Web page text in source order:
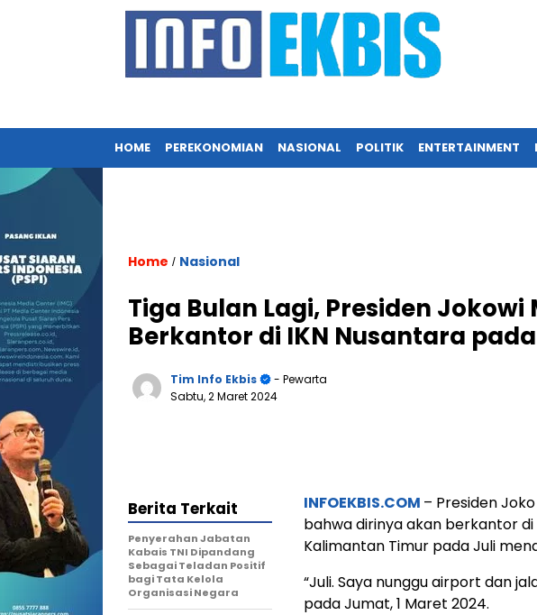
HOME PEREKONOMIAN NASIONAL POLITIK ENTERTAINMENT
Home / Nasional
Tiga Bulan Lagi, Presiden
Berkantor di IKN Nusantara
Tim Info Ekbis
- Pewarta
Sabtu, 2 Maret 2024
INFOEKBIS.COM – Presiden
bahwa dirinya akan berkantor di
Kalimantan Timur pada Juli
“Juli. Saya nunggu airport dan
pada Jumat, 1 Maret 2024.
Berita Terkait
Penyerahan Jabatan
Kabais TNI Dipandang
Sebagai Teladan Positif
bagi Tata Kelola
Organisasi Negara